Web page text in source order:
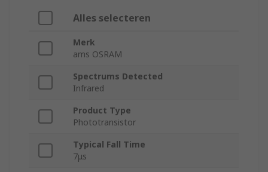
Alles selecteren
Merk
ams OSRAM
Spectrums Detected
Infrared
Product Type
Phototransistor
Typical Fall Time
7μs